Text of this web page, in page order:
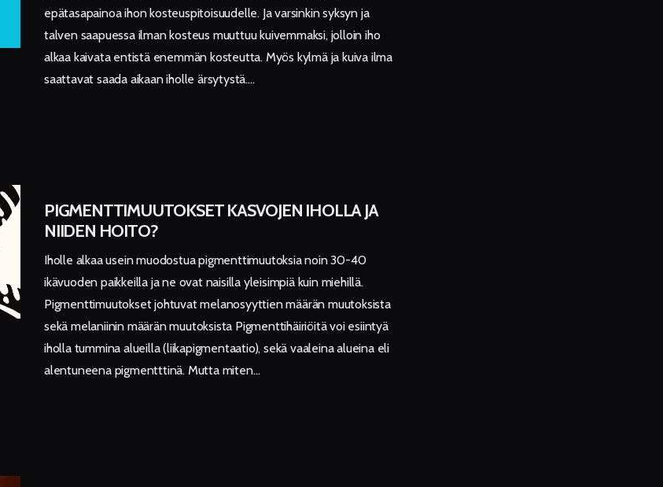
epätasapainoa ihon kosteuspitoisuudelle. Ja varsinkin syksyn ja
talven saapuessa ilman kosteus muuttuu kuivemmaksi, jolloin iho
alkaa kaivata entistä enemmän kosteutta. Myös kylmä ja kuiva ilma
saattavat saada aikaan iholle ärsytystä.…
PIGMENTTIMUUTOKSET KASVOJEN IHOLLA JA
NIIDEN HOITO?
Iholle alkaa usein muodostua pigmenttimuutoksia noin 30-40
ikävuoden paikkeilla ja ne ovat naisilla yleisimpiä kuin miehillä.
Pigmenttimuutokset johtuvat melanosyyttien määrän muutoksista
sekä melaniinin määrän muutoksista Pigmenttihäiriöitä voi esiintyä
iholla tummina alueilla (liikapigmentaatio), sekä vaaleina alueina eli
alentuneena pigmentttinä. Mutta miten…